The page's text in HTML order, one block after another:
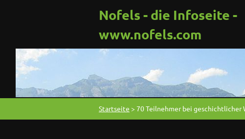
Nofels - die Infoseite -
www.nofels.com
Startseite > 70 Teilnehmer bei geschichtlicher